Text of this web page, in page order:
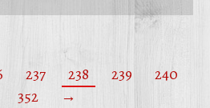
237 238 239
240
352 →